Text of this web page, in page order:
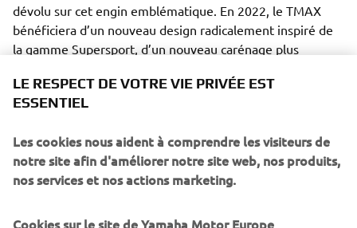
dévolu sur cet engin emblématique. En 2022, le TMAX
bénéficiera d’un nouveau design radicalement inspiré de
la gamme Supersport, d’un nouveau carénage plus
offrant de ce fait une conduite plus sportive. C’est
également le scooter le plus intelligent et le plus
instruments TFT connectés en couleur de 7 pouces offrant
une navigation Garmin à carte complète.
LE RESPECT DE VOTRE VIE PRIVÉE EST
ESSENTIEL
Les cookies nous aident à comprendre les visiteurs de
notre site afin d'améliorer notre site web, nos produits,
nos services et nos actions marketing.
Cookies sur le site de Yamaha Motor Europe